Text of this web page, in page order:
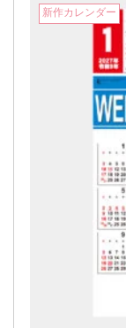
新作カレンダー